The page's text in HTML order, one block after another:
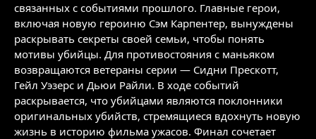
связанных с событиями прошлого. Главные герои,
включая новую героиню Сэм Карпентер, вынуждены
раскрывать секреты своей семьи, чтобы понять
мотивы убийцы. Для противостояния с маньяком
возвращаются ветераны серии — Сидни Прескотт,
Гейл Уэзерс и Дьюи Райли. В ходе событий
раскрывается, что убийцами являются поклонники
оригинальных убийств, стремящиеся вдохнуть новую
жизнь в историю фильма ужасов. Финал сочетает